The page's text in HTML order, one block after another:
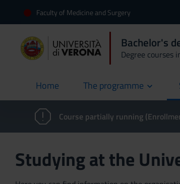
Faculty of Medicine and Surgery
Bachelor's
Degree courses
Home
current The programme
Course partially running
Studying at the